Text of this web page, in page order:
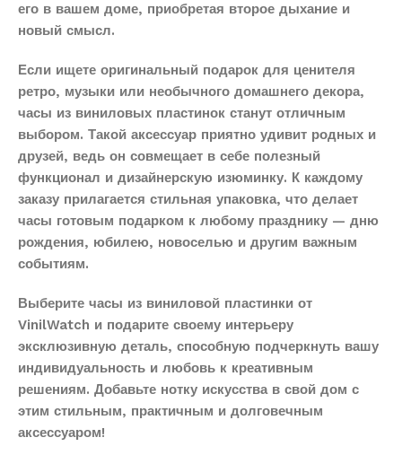
его в вашем доме, приобретая второе дыхание и
новый смысл.
Если ищете оригинальный подарок для ценителя
ретро, музыки или необычного домашнего декора,
часы из виниловых пластинок станут отличным
выбором. Такой аксессуар приятно удивит родных и
друзей, ведь он совмещает в себе полезный
функционал и дизайнерскую изюминку. К каждому
заказу прилагается стильная упаковка, что делает
часы готовым подарком к любому празднику — дню
рождения, юбилею, новоселью и другим важным
событиям.
Выберите часы из виниловой пластинки от
VinilWatch и подарите своему интерьеру
эксклюзивную деталь, способную подчеркнуть вашу
индивидуальность и любовь к креативным
решениям. Добавьте нотку искусства в свой дом с
этим стильным, практичным и долговечным
аксессуаром!